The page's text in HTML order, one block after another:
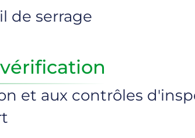
de serrage
et aux contrôles